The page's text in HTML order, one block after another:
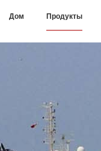
Дом Продукты